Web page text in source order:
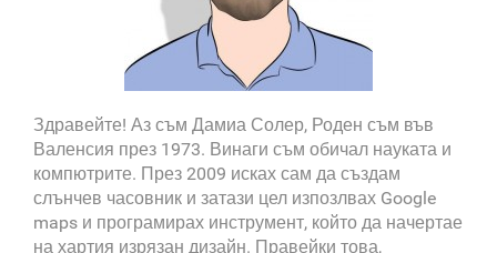
Здравейте! Аз съм Дамиа Солер, Роден съм във
Валенсия през 1973. Винаги съм обичал науката и
компютрите. През 2009 исках сам да създам
слънчев часовник и затази цел изпозлвах Google
maps и програмирах инструмент, който да начертае
на хартия изрязан дизайн. Правейки това,